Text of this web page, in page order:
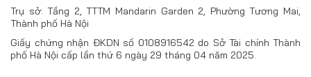
Trụ sở: Tầng 2, TTTM Mandarin Garden 2, Phường Tương Mai,
Thành phố Hà Nội
Giấy chứng nhận ĐKDN số 0108916542 do Sở Tài chính Thành
phố Hà Nội cấp lần thứ 6 ngày 29 tháng 04 năm 2025.